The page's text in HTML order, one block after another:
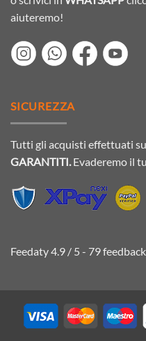
aiuteremo!
SICUREZZA
Tutti gli acquisti effettuati
GARANTITI.Evaderemo il
Feedaty4.9 / 5 - 79